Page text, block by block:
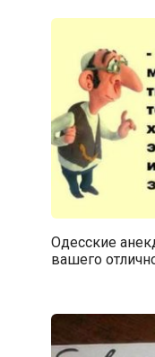
Одесские
вашего